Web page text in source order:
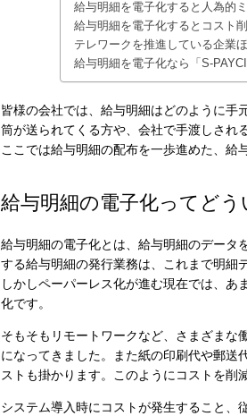
給与明細を電子化すると人為的
給与明細を電子化するとコスト
テレワークを推進している企業
給与明細を電子化なら「S-
皆様の会社では、給与明細はどのように手
筒が送られてくる方や、会社で手渡しされ
ここでは給与明細の配布を一歩進めた、給
給与明細の電子化ってどう
給与明細の電子化とは、給与明細のデータ
する給与明細の発行業務は、これまで明細
しかしペーパーレス化が進む現在では、
化です。
そもそもリモートワークなど、さまざまな
になってきました。また紙の印刷代や郵送
ストも掛かります。このようにコストを削
システム導入時にコストが発生すること、